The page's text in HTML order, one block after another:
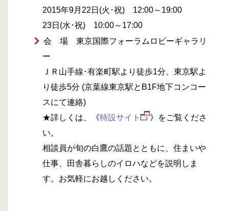
2015年9月22日(火･祝) 12:00～19:00
23日(水･祝) 10:00～17:00
会 場 東京国際フォーラムロビーギャラリ
ー
ＪＲ山手線･有楽町駅より徒歩1分、東京駅よ
り徒歩5分 (京葉線東京駅とB1F地下コンコー
スにて連絡)
★詳しくは、《特設サイト
》をご覧くださ
い。
相談員が旬の白鷹の話題とともに、住まいや
仕事、田舎暮らしのイロハなどを説明しま
す。お気軽にお越しください。